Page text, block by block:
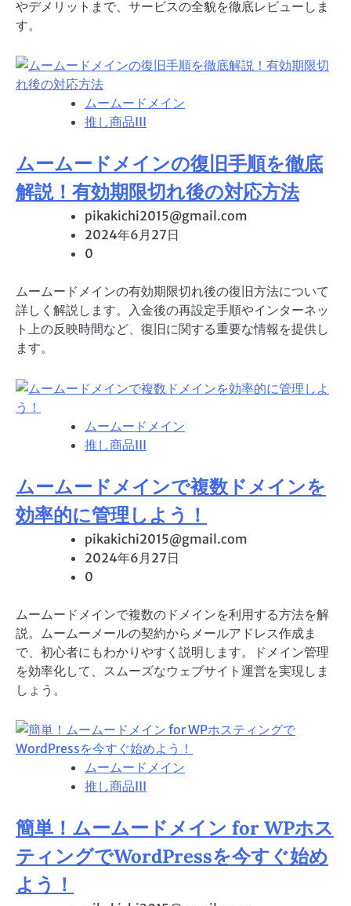
やデメリットまで、サービスの全貌を徹底レビューしま
す。
ムームードメイン
推し商品III
ムームードメインの復旧手順を徹底
解説！有効期限切れ後の対応方法
pikakichi2015@gmail.com
2024年6月27日
0
ムームードメインの有効期限切れ後の復旧方法について
詳しく解説します。入金後の再設定手順やインターネッ
ト上の反映時間など、復旧に関する重要な情報を提供し
ます。
ムームードメイン
推し商品III
ムームードメインで複数ドメインを
効率的に管理しよう！
pikakichi2015@gmail.com
2024年6月27日
0
ムームードメインで複数のドメインを利用する方法を解
説。ムームーメールの契約からメールアドレス作成ま
で、初心者にもわかりやすく説明します。ドメイン管理
を効率化して、スムーズなウェブサイト運営を実現しま
しょう。
ムームードメイン
推し商品III
簡単！ムームードメイン for WPホス
ティングでWordPressを今すぐ始め
よう！